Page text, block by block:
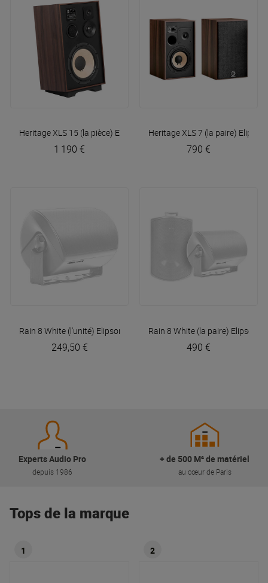
Heritage XLS 15 (la pièce) Elipson
1 190 €
Heritage XLS 7 (la paire) Elipson
790 €
Rain 8 White (l'unité) Elipson
249,50 €
Rain 8 White (la paire) Elipson
490 €
Experts Audio Pro
depuis 1986
+ de 500 M² de matériel
au cœur de Paris
Tops de la marque
1 2